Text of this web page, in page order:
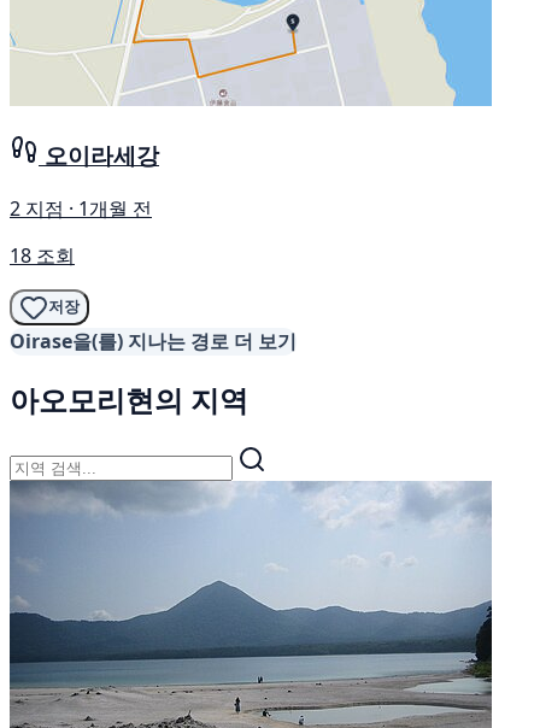
오이라세강
2 지점 · 1개월 전
18 조회
저장
Oirase을(를) 지나는 경로 더 보기
아오모리현의 지역